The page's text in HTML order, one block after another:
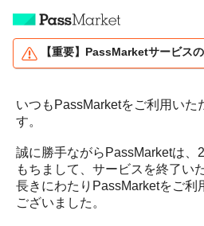
【重要】PassMarketサービス
いつもPassMarketをご利用いた
す。
誠に勝手ながらPassMarketは、
もちまして、サービスを終了い
長きにわたりPassMarketをご利
ございました。